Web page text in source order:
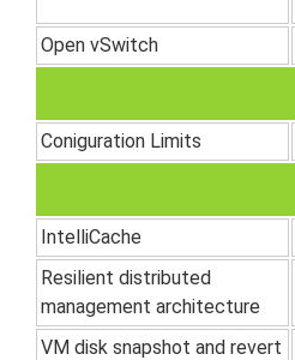
Open vSwitch
Coniguration Limits
IntelliCache
Resilient distributed
management architecture
VM disk snapshot and revert